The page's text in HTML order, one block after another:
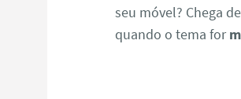
seu móvel? Chega
quando o tema for